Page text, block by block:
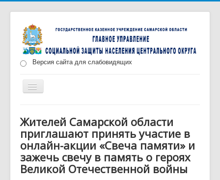
Версия сайта для слабовидящих
Включить/
выключить
Документы Меры социальной поддержки
Противодействие коррупции Запись на прием
Жителей Самарской области
приглашают принять участие в
онлайн-акции «Свеча памяти» и
зажечь свечу в память о героях
Великой Отечественной войны